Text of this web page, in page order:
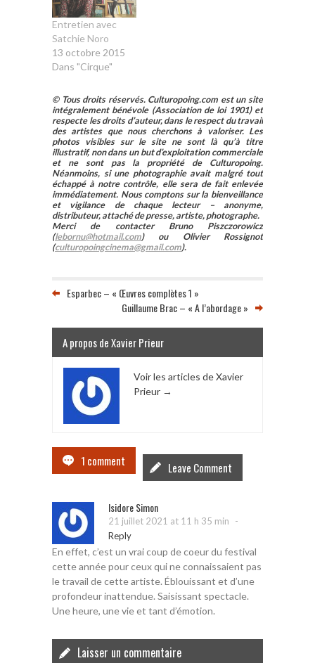
Entretien avec
Satchie Noro
13 octobre 2015
Dans "Cirque"
© Tous droits réservés. Culturopoing.com est un site
intégralement bénévole (Association de loi 1901) et
respecte les droits d’auteur, dans le respect du travail
des artistes que nous cherchons à valoriser. Les
photos visibles sur le site ne sont là qu’à titre
illustratif, non dans un but d’exploitation commerciale
et ne sont pas la propriété de Culturopoing.
Néanmoins, si une photographie avait malgré tout
échappé à notre contrôle, elle sera de fait enlevée
immédiatement. Nous comptons sur la bienveillance
et vigilance de chaque lecteur – anonyme,
distributeur, attaché de presse, artiste, photographe.
Merci de contacter Bruno Piszczorowicz
(lebornu@hotmail.com) ou Olivier Rossignot
(culturopoingcinema@gmail.com).
Esparbec – « Œuvres complètes 1 »
Guillaume Brac – « A l’abordage »
A propos de Xavier Prieur
Voir les articles de Xavier
Prieur →
1 comment Leave Comment
Isidore Simon
21 juillet 2021 at 11 h 35 min -
Reply
En effet, c’est un vrai coup de coeur du festival
cette année pour ceux qui ne connaissaient pas
le travail de cette artiste. Éblouissant et d’une
profondeur inattendue. Saisissant spectacle.
Une heure, une vie et tant d’émotion.
Laisser un commentaire